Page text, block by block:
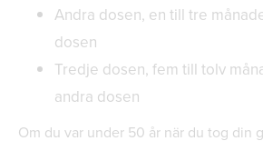
Andra dosen, en till tre
dosen
Tredje dosen, fem till tolv
andra dosen
Om du var under 50 år när du tog din